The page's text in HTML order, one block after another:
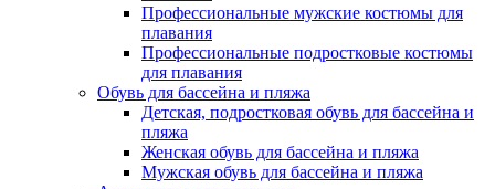
Профессиональные мужские костюмы для
плавания
Профессиональные подростковые костюмы
для плавания
Обувь для бассейна и пляжа
Детская, подростковая обувь для бассейна и
пляжа
Женская обувь для бассейна и пляжа
Мужская обувь для бассейна и пляжа